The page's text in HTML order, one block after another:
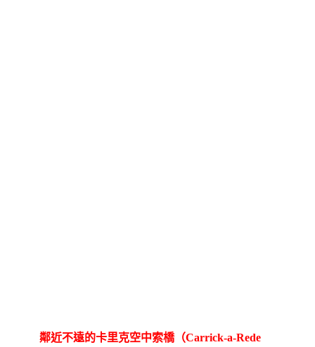
鄰近不遠的卡里克空中索橋（Carrick-a-Rede